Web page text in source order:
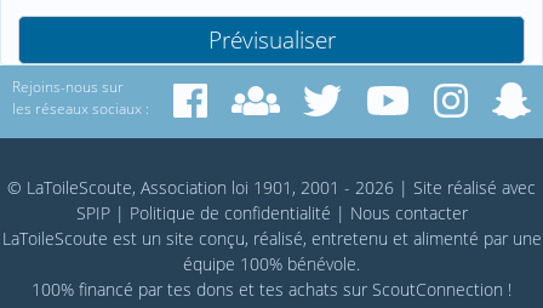
Rejoins-nous sur
les réseaux sociaux :
© LaToileScoute, Association loi 1901, 2001 - 2026 | Site réalisé avec
SPIP| Politique de confidentialité | Nous contacter
LaToileScoute est un site conçu, réalisé, entretenu et alimenté par une
équipe 100% bénévole.
100% financé par tes dons et tes achats sur ScoutConnection !